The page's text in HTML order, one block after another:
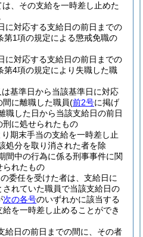
、その支給を一時差し止めた
に対応する支給日の前日までの
第1項の規定による懲戒免職の
に対応する支給日の前日までの
第4項の規定により失職した職
基準日から当該基準日に対応
に離職した職員(前2号に掲げ
職した日から当該支給日の前日
刑に処せられたもの
期末手当の支給を一時差し止
処分を取り消された者を除
間中の行為に係る刑事事件に関
られたもの
委任を受けた者は、支給日に
れていた職員で当該支給日の
次の各号のいずれかに該当する
を一時差し止めることができ
給日の前日までの間に、その者